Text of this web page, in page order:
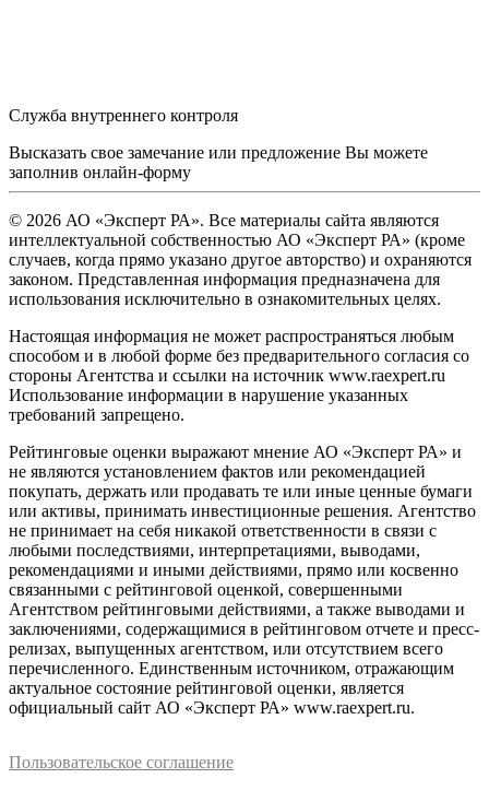
Служба внутреннего контроля
Высказать свое замечание или предложение Вы можете
заполнив онлайн-форму
© 2026 АО «Эксперт РА». Все материалы сайта являются
интеллектуальной собственностью АО «Эксперт РА» (кроме
случаев, когда прямо указано другое авторство) и охраняются
законом. Представленная информация предназначена для
использования исключительно в ознакомительных целях.
Настоящая информация не может распространяться любым
способом и в любой форме без предварительного согласия со
стороны Агентства и ссылки на источник www.raexpert.ru
Использование информации в нарушение указанных
требований запрещено.
Рейтинговые оценки выражают мнение АО «Эксперт РА» и
не являются установлением фактов или рекомендацией
покупать, держать или продавать те или иные ценные бумаги
или активы, принимать инвестиционные решения. Агентство
не принимает на себя никакой ответственности в связи с
любыми последствиями, интерпретациями, выводами,
рекомендациями и иными действиями, прямо или косвенно
связанными с рейтинговой оценкой, совершенными
Агентством рейтинговыми действиями, а также выводами и
заключениями, содержащимися в рейтинговом отчете и пресс-
релизах, выпущенных агентством, или отсутствием всего
перечисленного. Единственным источником, отражающим
актуальное состояние рейтинговой оценки, является
официальный сайт АО «Эксперт РА» www.raexpert.ru.
Пользовательское соглашение